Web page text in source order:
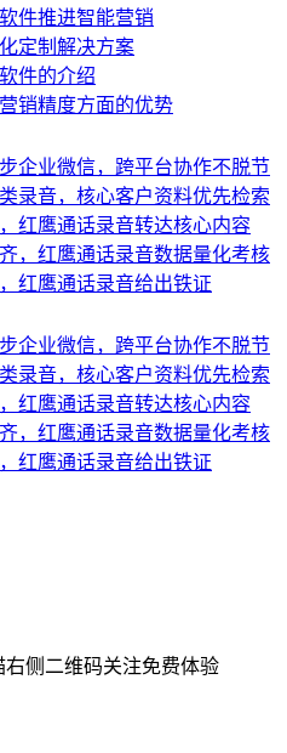
件推进智能营销
定制解决方案
件的介绍
销精度方面的优势
企业微信，跨平台协作不脱节
录音，核心客户资料优先检索
红鹰通话录音转达核心内容
，红鹰通话录音数据量化考核
红鹰通话录音给出铁证
企业微信，跨平台协作不脱节
录音，核心客户资料优先检索
红鹰通话录音转达核心内容
，红鹰通话录音数据量化考核
红鹰通话录音给出铁证
侧二维码关注免费体验